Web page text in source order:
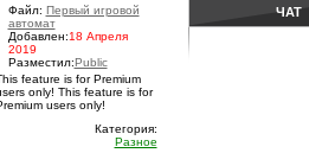
Файл: Первый игровой
автомат
Добавлен:18 Апреля
2019
Разместил:Public
feature is for Premium
only! This feature is for
users only!
Категория:
Разное
ЧАТ